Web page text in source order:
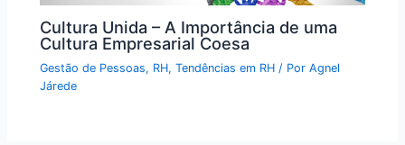
Cultura Unida – A Importância de uma
Cultura Empresarial Coesa
Gestão de Pessoas, RH,Tendências em RH / PorAgnel
Járede